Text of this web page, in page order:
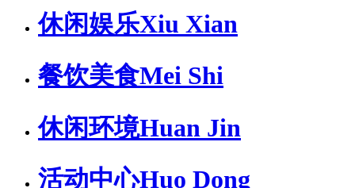
休闲娱乐Xiu Xian
餐饮美食Mei Shi
休闲环境Huan Jin
活动中心Huo Dong